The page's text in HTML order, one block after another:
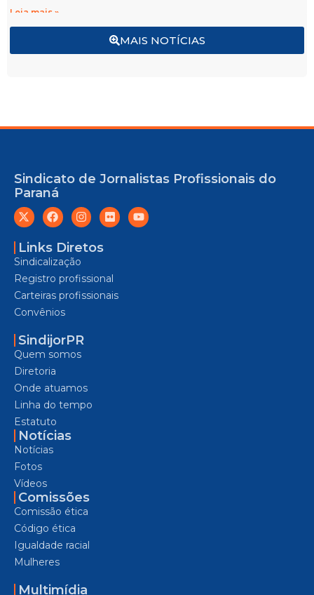
MAIS NOTÍCIAS
Leia mais »
Sindicato de Jornalistas Profissionais do
Paraná
Links Diretos
Sindicalização
Registro profissional
Carteiras profissionais
Convênios
SindijorPR
Quem somos
Diretoria
Onde atuamos
Linha do tempo
Estatuto
Notícias
Notícias
Fotos
Vídeos
Comissões
Comissão ética
Código ética
Igualdade racial
Mulheres
Multimídia